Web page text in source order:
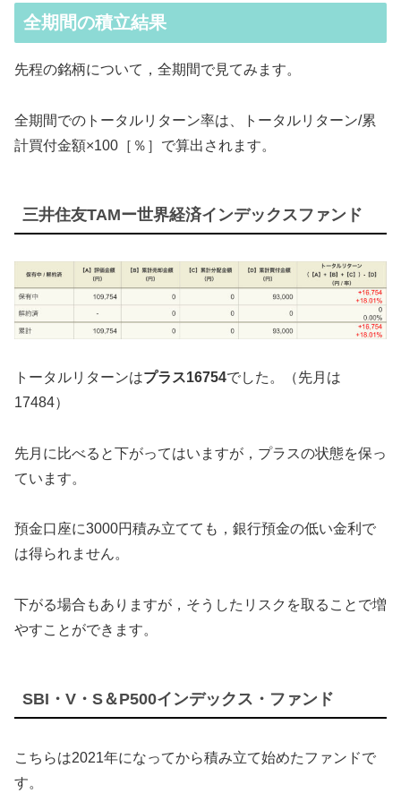
全期間の積立結果
先程の銘柄について，全期間で見てみます。
全期間でのトータルリターン率は、トータルリターン/累
計買付金額×100［％］で算出されます。
三井住友TAMー世界経済インデックスファンド
トータルリターンはプラス16754でした。（先月は
17484）
先月に比べると下がってはいますが，プラスの状態を保っ
ています。
預金口座に3000円積み立てても，銀行預金の低い金利で
は得られません。
下がる場合もありますが，そうしたリスクを取ることで増
やすことができます。
SBI・V・S＆P500インデックス・ファンド
こちらは2021年になってから積み立て始めたファンドで
す。